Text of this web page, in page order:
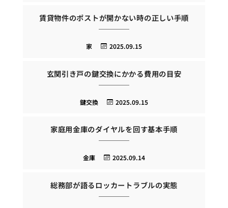
賃貸物件のポストが開かない時の正しい手順
2025.09.15
家
玄関引き戸の鍵交換にかかる費用の目安
2025.09.15
鍵交換
家庭用金庫のダイヤルを回す基本手順
2025.09.14
金庫
総務部が語るロッカートラブルの実態